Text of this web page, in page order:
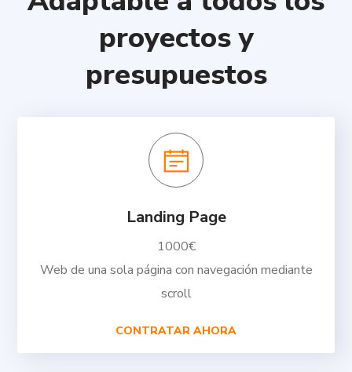
proyectos y
presupuestos
Landing Page
1000€
Web de una sola página con navegación mediante
scroll
CONTRATAR AHORA